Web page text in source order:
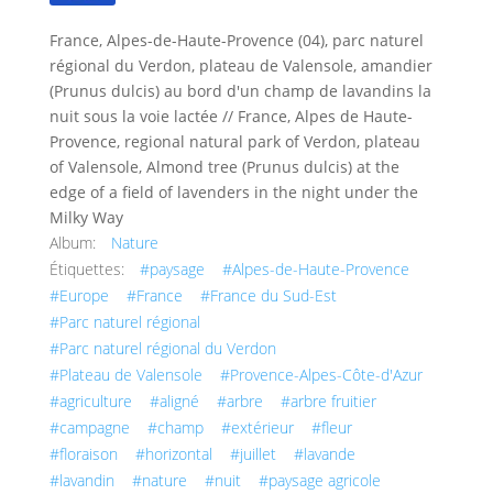
France, Alpes-de-Haute-Provence (04), parc naturel
régional du Verdon, plateau de Valensole, amandier
(Prunus dulcis) au bord d'un champ de lavandins la
nuit sous la voie lactée // France, Alpes de Haute-
Provence, regional natural park of Verdon, plateau
of Valensole, Almond tree (Prunus dulcis) at the
edge of a field of lavenders in the night under the
Milky Way
Album:
Nature
Étiquettes:
#paysage
#Alpes-de-Haute-Provence
#Europe
#France
#France du Sud-Est
#Parc naturel régional
#Parc naturel régional du Verdon
#Plateau de Valensole
#Provence-Alpes-Côte-d'Azur
#agriculture
#aligné #arbre
#arbre fruitier
#campagne
#champ #extérieur
#fleur
#floraison
#horizontal #juillet
#lavande
#lavandin
#nature #nuit
#paysage agricole